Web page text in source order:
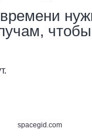
spacegid.com